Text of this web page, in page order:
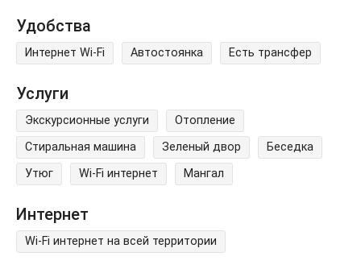
Удобства
Интернет Wi-Fi Автостоянка Есть трансфер
Услуги
Экскурсионные услуги
Отопление
Стиральная машина
Зеленый двор
Беседка
Утюг
Wi-Fi интернет Мангал
Интернет
Wi-Fi интернет на всей территории